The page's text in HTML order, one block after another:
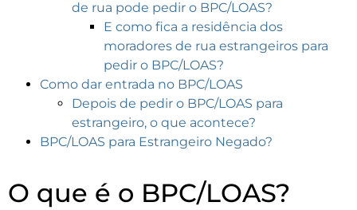
de rua pode pedir o BPC/LOAS?
E como fica a residência dos
moradores de rua estrangeiros para
pedir o BPC/LOAS?
Como dar entrada no BPC/LOAS
Depois de pedir o BPC/LOAS para
estrangeiro, o que acontece?
BPC/LOAS para Estrangeiro Negado?
O que é o BPC/LOAS?